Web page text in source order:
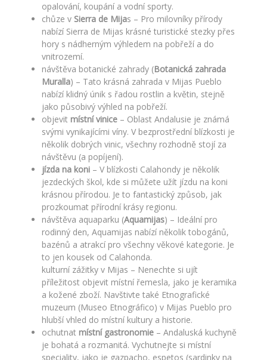
opalování, koupání a vodní sporty.
chůze v Sierra de Mijas – Pro milovníky přírody
nabízí Sierra de Mijas krásné turistické stezky přes
hory s nádherným výhledem na pobřeží a do
vnitrozemí.
návštěva botanické zahrady (Botanická zahrada
Muralla) – Tato krásná zahrada v Mijas Pueblo
nabízí klidný únik s řadou rostlin a květin, stejně
jako působivý výhled na pobřeží.
objevit místní vinice – Oblast Andalusie je známá
svými vynikajícími víny. V bezprostřední blízkosti je
několik dobrých vinic, všechny rozhodně stojí za
návštěvu (a popíjení).
jízda na koni – V blízkosti Calahondy je několik
jezdeckých škol, kde si můžete užít jízdu na koni
krásnou přírodou. Je to fantastický způsob, jak
prozkoumat přírodní krásy regionu.
návštěva aquaparku (Aquamijas) – Ideální pro
rodinný den, Aquamijas nabízí několik tobogánů,
bazénů a atrakcí pro všechny věkové kategorie. Je
to jen kousek od Calahonda.
kulturní zážitky v Mijas – Nenechte si ujít
příležitost objevit místní řemesla, jako je keramika
a kožené zboží. Navštivte také Etnografické
muzeum (Museo Etnográfico) v Mijas Pueblo pro
hlubší vhled do místní kultury a historie.
ochutnat místní gastronomie – Andaluská kuchyně
je bohatá a rozmanitá. Vychutnejte si místní
speciality, jako je gazpacho, espetos (sardinky na